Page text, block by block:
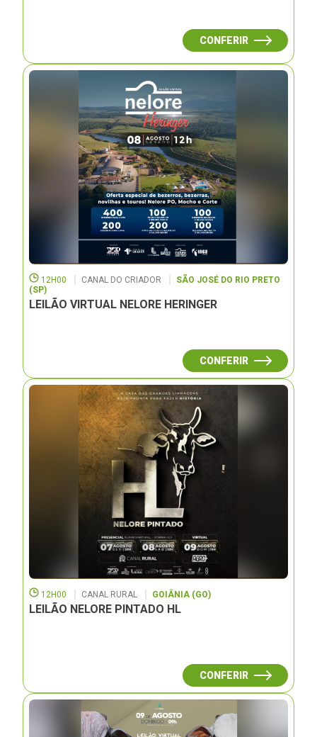
CONFERIR
12H00 CANAL DO CRIADOR
SÃO JOSÉ DO RIO PRETO
(SP)
LEILÃO VIRTUAL NELORE HERINGER
CONFERIR
12H00 CANAL RURAL GOIÂNIA (GO)
LEILÃO NELORE PINTADO HL
CONFERIR